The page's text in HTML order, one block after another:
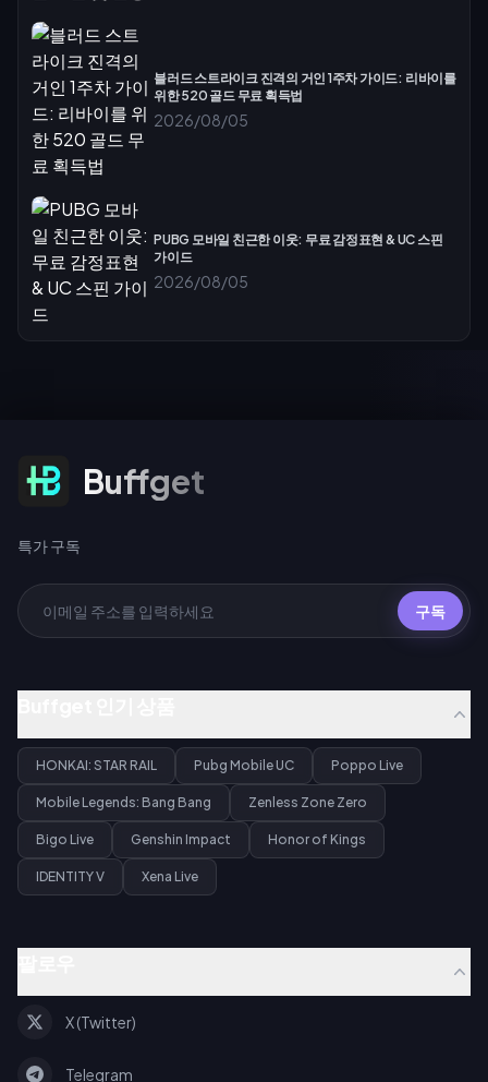
블러드 스트라이크 진격의 거인 1주차 가이드: 리바이를
위한 520 골드 무료 획득법
2026/08/05
PUBG 모바일 친근한 이웃: 무료 감정표현 & UC 스핀
가이드
2026/08/05
특가 구독 Buffget
특가 구독
구독
HONKAI: STAR RAIL Pubg Mobile UC Poppo Live
Mobile Legends: Bang Bang Zenless Zone Zero
Bigo Live Genshin Impact Honor of Kings
IDENTITY V Xena Live
X (Twitter)
Telegram